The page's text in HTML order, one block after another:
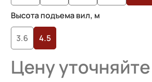
Высота подъема вил, м
3.6 4.5
Цену уточняйте